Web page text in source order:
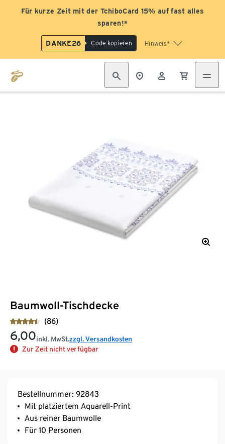
Für kurze Zeit mit der TchiboCard 15% auf fast alles
sparen!*
DANKE26 Code kopieren Hinweis*
Baumwoll-Tischdecke
(86)
6,00inkl. MwSt.zzgl. Versandkosten
Zur Zeit nicht verfügbar
Bestellnummer: 92843
Mit platziertem Aquarell-Print
Aus reiner Baumwolle
Für 10 Personen